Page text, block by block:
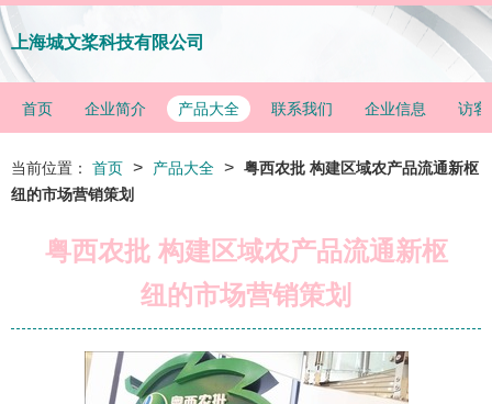
上海城文桨科技有限公司
首页 企业简介 产品大全 联系我们 企业信息 访客
当前位置： 首页 > 产品大全 > 粤西农批 构建区域农产品流通新枢
纽的市场营销策划
粤西农批 构建区域农产品流通新枢
纽的市场营销策划